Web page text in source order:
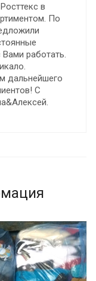
в
По
работать.
дальнейшего
С